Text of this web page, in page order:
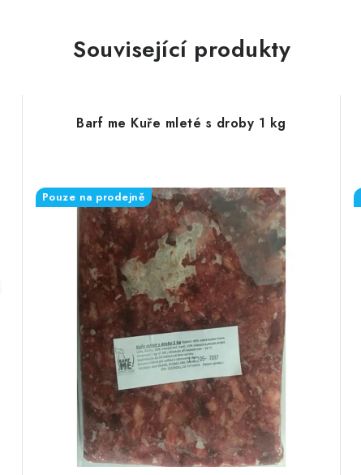
Související produkty
Barf me Kuře mleté s droby 1 kg
Pouze na prodejně